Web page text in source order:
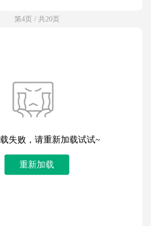
第4页 / 共20页
失败，请重新加载试试~
重新加载